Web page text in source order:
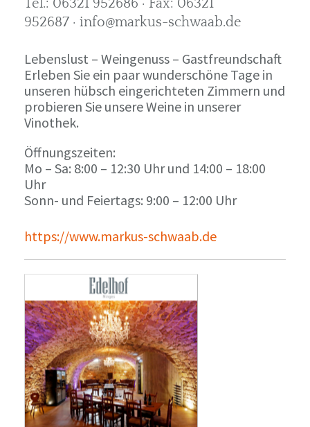
Tel.: 06321 952686 · Fax: 06321
952687 · info@markus-schwaab.de
Lebenslust – Weingenuss – Gastfreundschaft
Erleben Sie ein paar wunderschöne Tage in
unseren hübsch eingerichteten Zimmern und
probieren Sie unsere Weine in unserer
Vinothek.
Öffnungszeiten:
Mo – Sa: 8:00 – 12:30 Uhr und 14:00 – 18:00
Uhr
Sonn- und Feiertags: 9:00 – 12:00 Uhr
https://www.markus-schwaab.de